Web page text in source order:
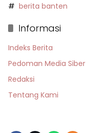
berita banten
Informasi
Indeks Berita
Pedoman Media Siber
Redaksi
Tentang Kami